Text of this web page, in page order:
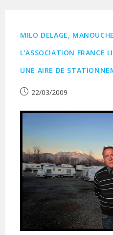
MILO DELAGE,
L’ASSOCIATION FRANCE
UNE AIRE DE
Publication
22/03/2009